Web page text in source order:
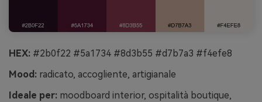
HEX: #2b0f22 #5a1734 #8d3b55 #d7b7a3 #f4efe8
Mood: radicato, accogliente, artigianale
Ideale per: moodboard interior, ospitalità boutique,